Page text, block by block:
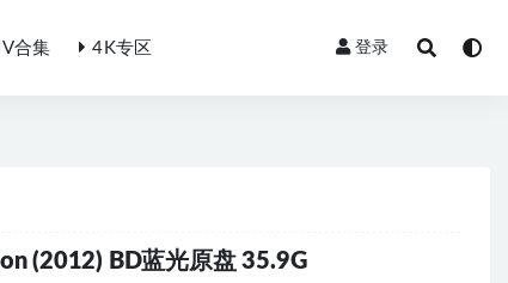
合集 4K专区 登录
(2012) BD蓝光原盘 35.9G